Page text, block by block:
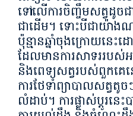
ទៅលើការចិញ្ចឹមសត្វដូច
ជាដើម។ ទោះបីជាយ៉ាង
ប៉ុន្មានឆ្នាំចុងក្រោយនេះ
ដែលមានការសាទររបស់
និងពេទ្យសត្វរបស់ពួកគ
ការថែទាំព្យាបាលសត្វតូច
លំដាប់។ ការផ្លាស់ប្តូរនេ